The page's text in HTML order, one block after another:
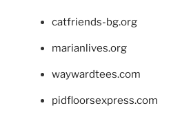
catfriends-bg.org
marianlives.org
waywardtees.com
pidfloorsexpress.com